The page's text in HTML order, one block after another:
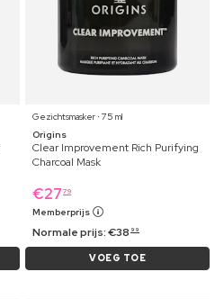
Gezichtsmasker ⋅ 75 ml
Origins
Clear Improvement Rich Purifying
Charcoal Mask
€27 79
Memberprijs
Normale prijs:€38 99
VOEG TOE